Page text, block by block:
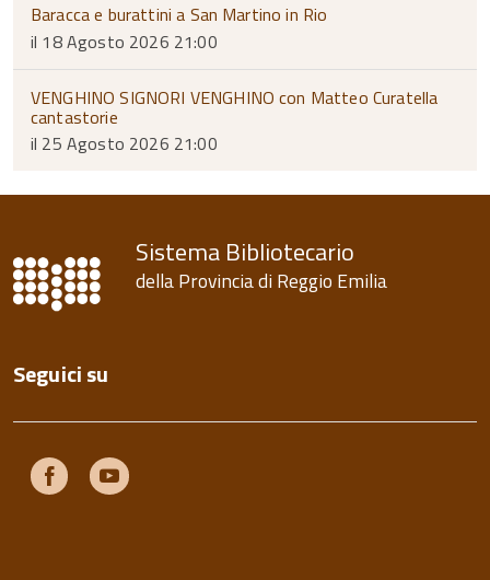
Baracca e burattini a San Martino in Rio
il 18 Agosto 2026 21:00
VENGHINO SIGNORI VENGHINO con Matteo Curatella
cantastorie
il 25 Agosto 2026 21:00
Sistema Bibliotecario
della Provincia di Reggio Emilia
Seguici su
Facebook